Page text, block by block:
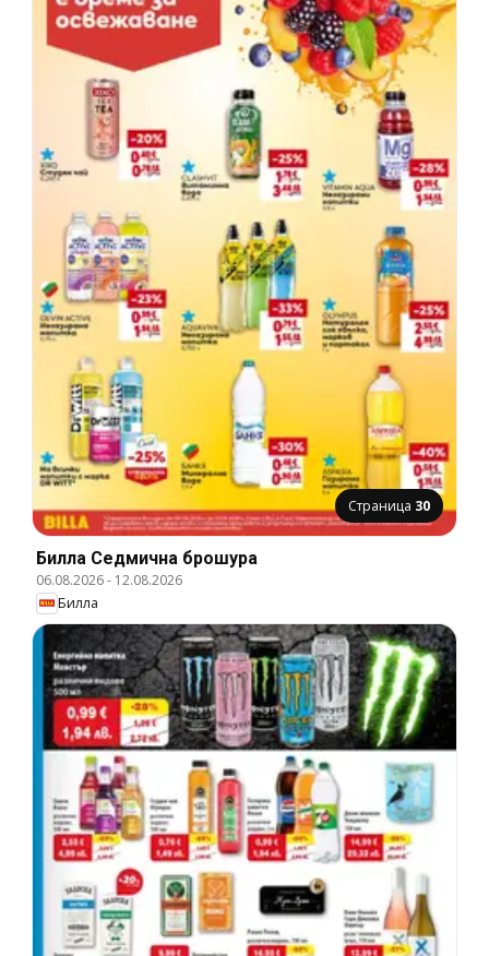
Страница 30
Билла Cедмична брошура
06.08.2026- 12.08.2026
Билла